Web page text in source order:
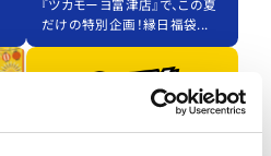
『ツカモーヨ富津店』で、この夏
だけの特別企画！縁日福袋...